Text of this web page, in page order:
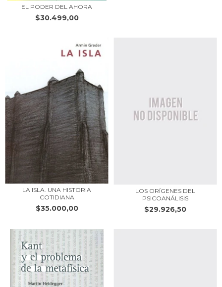
EL PODER DEL AHORA
$30.499,00
LA ISLA. UNA HISTORIA
COTIDIANA
$35.000,00
LOS ORÍGENES DEL
PSICOANÁLISIS
$29.926,50